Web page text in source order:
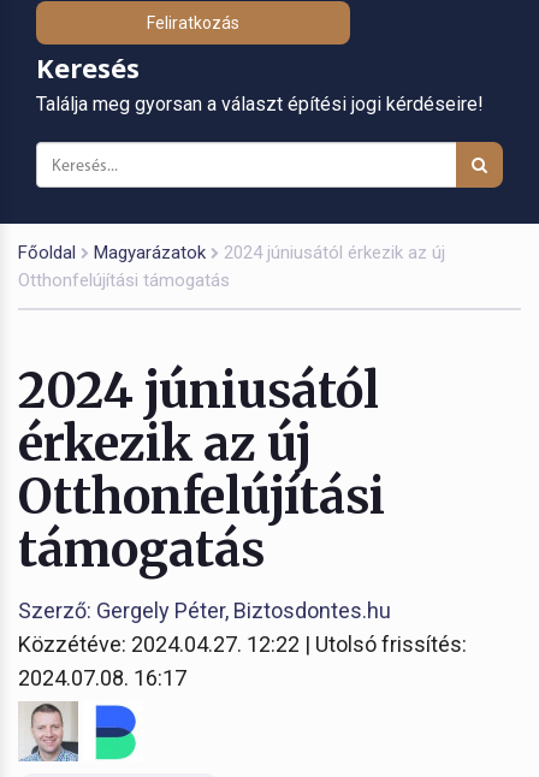
Feliratkozás
Keresés
Találja meg gyorsan a választ építési jogi kérdéseire!
Főoldal Magyarázatok
2024 júniusától érkezik az új
Otthonfelújítási támogatás
2024 júniusától
érkezik az új
Otthonfelújítási
támogatás
Szerző: Gergely Péter, Biztosdontes.hu
Közzétéve: 2024.04.27. 12:22 | Utolsó frissítés:
2024.07.08. 16:17